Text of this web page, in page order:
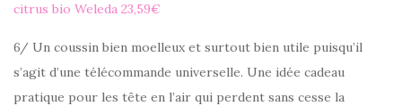
citrus bio Weleda 23,59€
6/ Un coussin bien moelleux et surtout bien utile puisqu’il
s’agit d’une télécommande universelle. Une idée cadeau
pratique pour les tête en l’air qui perdent sans cesse la